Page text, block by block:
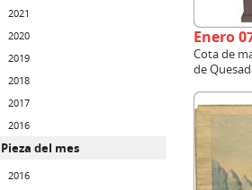
2021
2020
2019
2018
2017
2016
Pieza del mes
2016
Enero
Cota de
de